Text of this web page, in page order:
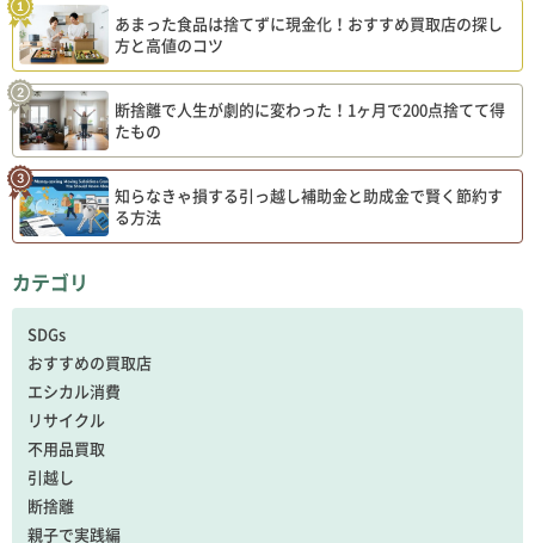
あまった食品は捨てずに現金化！おすすめ買取店の探し
方と高値のコツ
断捨離で人生が劇的に変わった！1ヶ月で200点捨てて得
たもの
知らなきゃ損する引っ越し補助金と助成金で賢く節約す
る方法
カテゴリ
SDGs
おすすめの買取店
エシカル消費
リサイクル
不用品買取
引越し
断捨離
親子で実践編